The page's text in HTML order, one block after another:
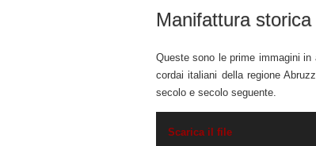
Manifattura
Queste sono le prime immagini
cordai italiani della regione
secolo e secolo seguente.
Scarica il file